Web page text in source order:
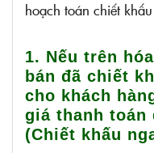
hoạch toán chiết
1. Nếu trên
bán đã chiết
cho khách
giá thanh toán
(Chiết khấu